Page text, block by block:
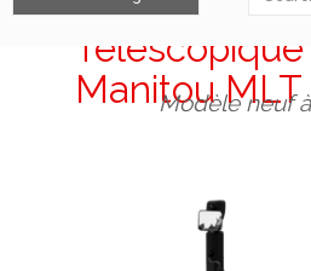
Manitou MLT
Modèle neuf